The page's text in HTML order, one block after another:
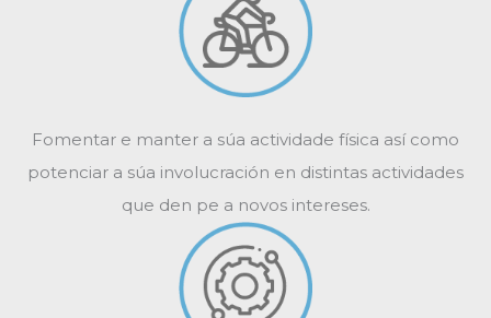
Fomentar e manter a súa actividade física así como
potenciar a súa involucración en distintas actividades
que den pe a novos intereses.